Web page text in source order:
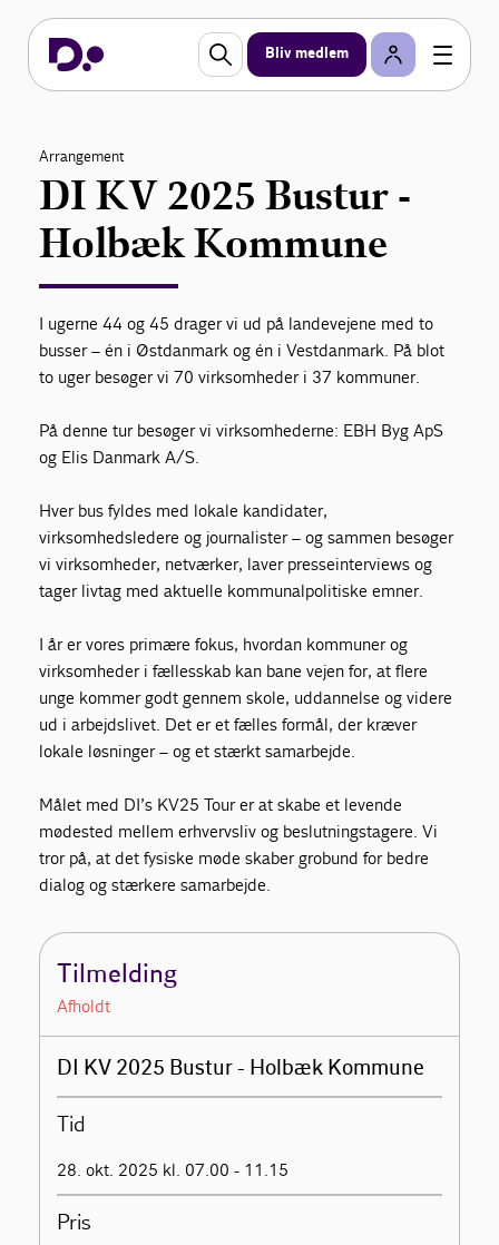
Bliv medlem
Arrangement
DI KV 2025 Bustur -
Holbæk Kommune
I ugerne 44 og 45 drager vi ud på landevejene med to
busser – én i Østdanmark og én i Vestdanmark. På blot
to uger besøger vi 70 virksomheder i 37 kommuner.
På denne tur besøger vi virksomhederne: EBH Byg ApS
og Elis Danmark A/S.
Hver bus fyldes med lokale kandidater,
virksomhedsledere og journalister – og sammen besøger
vi virksomheder, netværker, laver presseinterviews og
tager livtag med aktuelle kommunalpolitiske emner.
I år er vores primære fokus, hvordan kommuner og
virksomheder i fællesskab kan bane vejen for, at flere
unge kommer godt gennem skole, uddannelse og videre
ud i arbejdslivet. Det er et fælles formål, der kræver
lokale løsninger – og et stærkt samarbejde.
Målet med DI’s KV25 Tour er at skabe et levende
mødested mellem erhvervsliv og beslutningstagere. Vi
tror på, at det fysiske møde skaber grobund for bedre
dialog og stærkere samarbejde.
Tilmelding
Afholdt
DI KV 2025 Bustur - Holbæk Kommune
Tid
28. okt. 2025 kl. 07.00 - 11.15
Pris